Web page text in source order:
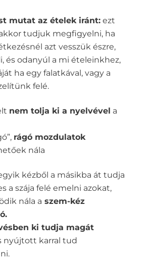
mutat az ételek iránt:ezt
tudjuk megfigyelni, ha
azt vesszük észre,
és odanyúl a mi ételeinkhez,
ha egy falatkával, vagy a
felé.
nem tolja ki a nyelvével a
rágó mozdulatok
nála
kézből a másikba át tudja
a szája felé emelni azokat,
nála a szem-kéz
ki tudja magát
nyújtott karral tud